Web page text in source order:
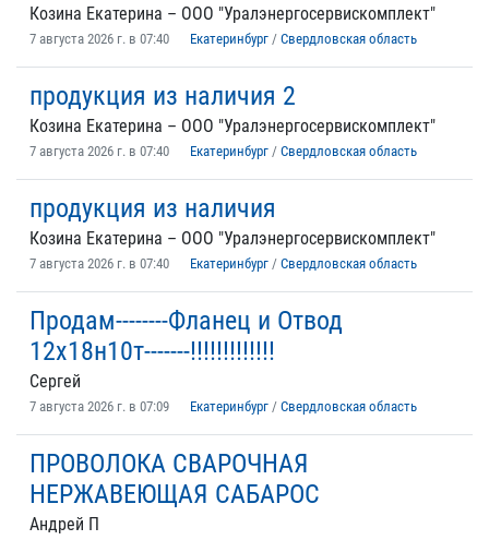
Козина Екатерина – ООО "Уралэнергосервискомплект"
7 августа 2026 г. в 07:40 Екатеринбург / Свердловская область
продукция из наличия 2
Козина Екатерина – ООО "Уралэнергосервискомплект"
7 августа 2026 г. в 07:40 Екатеринбург / Свердловская область
продукция из наличия
Козина Екатерина – ООО "Уралэнергосервискомплект"
7 августа 2026 г. в 07:40 Екатеринбург / Свердловская область
Продам--------Фланец и Отвод
12х18н10т-------!!!!!!!!!!!!!
Сергей
7 августа 2026 г. в 07:09 Екатеринбург / Свердловская область
ПРОВОЛОКА СВАРОЧНАЯ
НЕРЖАВЕЮЩАЯ САБАРОС
Андрей П